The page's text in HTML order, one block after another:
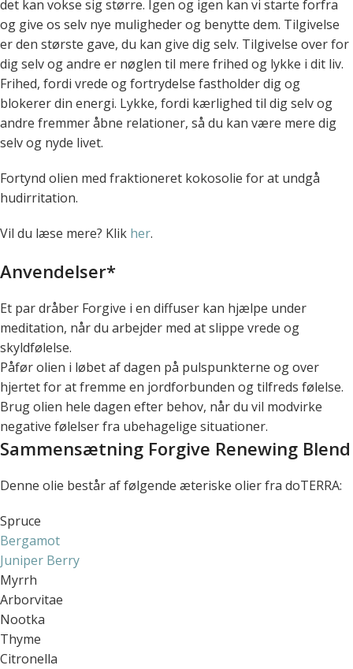
det kan vokse sig større. Igen og igen kan vi starte forfra
og give os selv nye muligheder og benytte dem. Tilgivelse
er den største gave, du kan give dig selv. Tilgivelse over for
dig selv og andre er nøglen til mere frihed og lykke i dit liv.
Frihed, fordi vrede og fortrydelse fastholder dig og
blokerer din energi. Lykke, fordi kærlighed til dig selv og
andre fremmer åbne relationer, så du kan være mere dig
selv og nyde livet.
Fortynd olien med fraktioneret kokosolie for at undgå
hudirritation.
Vil du læse mere? Klik her.
Anvendelser*
Et par dråber Forgive i en diffuser kan hjælpe under
meditation, når du arbejder med at slippe vrede og
skyldfølelse.
Påfør olien i løbet af dagen på pulspunkterne og over
hjertet for at fremme en jordforbunden og tilfreds følelse.
Brug olien hele dagen efter behov, når du vil modvirke
negative følelser fra ubehagelige situationer.
Sammensætning Forgive Renewing Blend
Denne olie består af følgende æteriske olier fra doTERRA:
Spruce
Bergamot
Juniper Berry
Myrrh
Arborvitae
Nootka
Thyme
Citronella